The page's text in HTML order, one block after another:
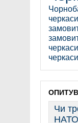
черкаси
черкаси
черкаси
Чи